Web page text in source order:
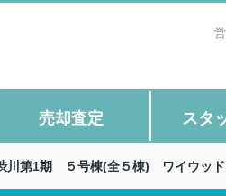
売却査定 スタ
渋川第1期 ５号棟(全５棟) ワイウッ